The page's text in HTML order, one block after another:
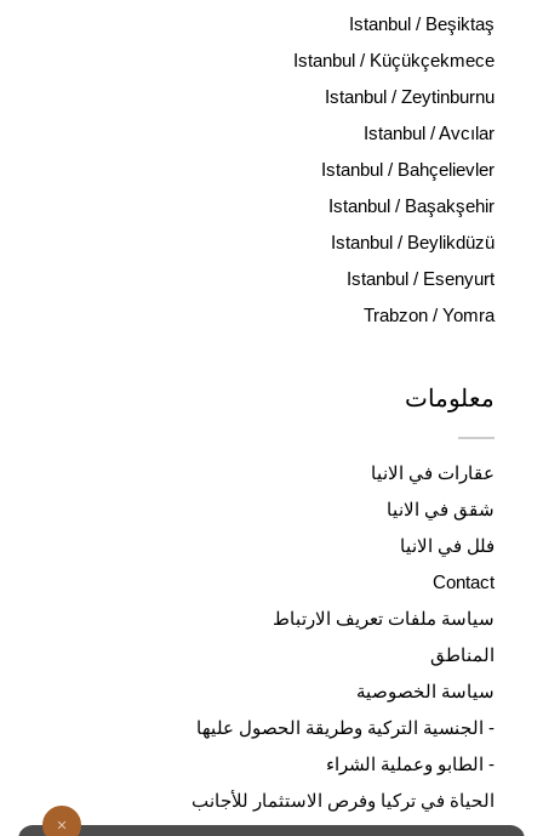
Istanbul / Beşiktaş
Istanbul / Küçükçekmece
Istanbul / Zeytinburnu
Istanbul / Avcılar
Istanbul / Bahçelievler
Istanbul / Başakşehir
Istanbul / Beylikdüzü
Istanbul / Esenyurt
Trabzon / Yomra
معلومات
عقارات في الانيا
شقق في الانيا
فلل في الانيا
Contact
سياسة ملفات تعريف الارتباط
المناطق
سياسة الخصوصية
- الجنسية التركية وطريقة الحصول عليها
- الطابو وعملية الشراء
الحياة في تركيا وفرص الاستثمار للأجانب